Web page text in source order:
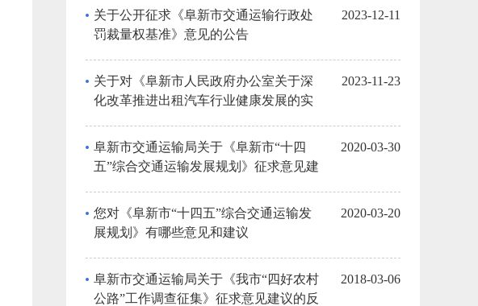
关于公开征求《阜新市交通运输行政处
罚裁量权基准》意见的公告
2023-12-11
关于对《阜新市人民政府办公室关于深
化改革推进出租汽车行业健康发展的实
2023-11-23
阜新市交通运输局关于《阜新市“十四
五”综合交通运输发展规划》征求意见建
2020-03-30
您对《阜新市“十四五”综合交通运输发
展规划》有哪些意见和建议
2020-03-20
阜新市交通运输局关于《我市“四好农村
公路”工作调查征集》征求意见建议的反
2018-03-06